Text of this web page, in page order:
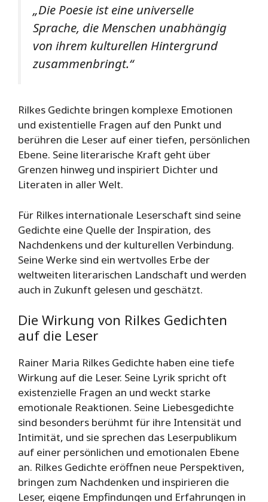
„Die Poesie ist eine universelle
Sprache, die Menschen unabhängig
von ihrem kulturellen Hintergrund
zusammenbringt.“
Rilkes Gedichte bringen komplexe Emotionen
und existentielle Fragen auf den Punkt und
berühren die Leser auf einer tiefen, persönlichen
Ebene. Seine literarische Kraft geht über
Grenzen hinweg und inspiriert Dichter und
Literaten in aller Welt.
Für Rilkes internationale Leserschaft sind seine
Gedichte eine Quelle der Inspiration, des
Nachdenkens und der kulturellen Verbindung.
Seine Werke sind ein wertvolles Erbe der
weltweiten literarischen Landschaft und werden
auch in Zukunft gelesen und geschätzt.
Die Wirkung von Rilkes Gedichten
auf die Leser
Rainer Maria Rilkes Gedichte haben eine tiefe
Wirkung auf die Leser. Seine Lyrik spricht oft
existenzielle Fragen an und weckt starke
emotionale Reaktionen. Seine Liebesgedichte
sind besonders berühmt für ihre Intensität und
Intimität, und sie sprechen das Leserpublikum
auf einer persönlichen und emotionalen Ebene
an. Rilkes Gedichte eröffnen neue Perspektiven,
bringen zum Nachdenken und inspirieren die
Leser, eigene Empfindungen und Erfahrungen in